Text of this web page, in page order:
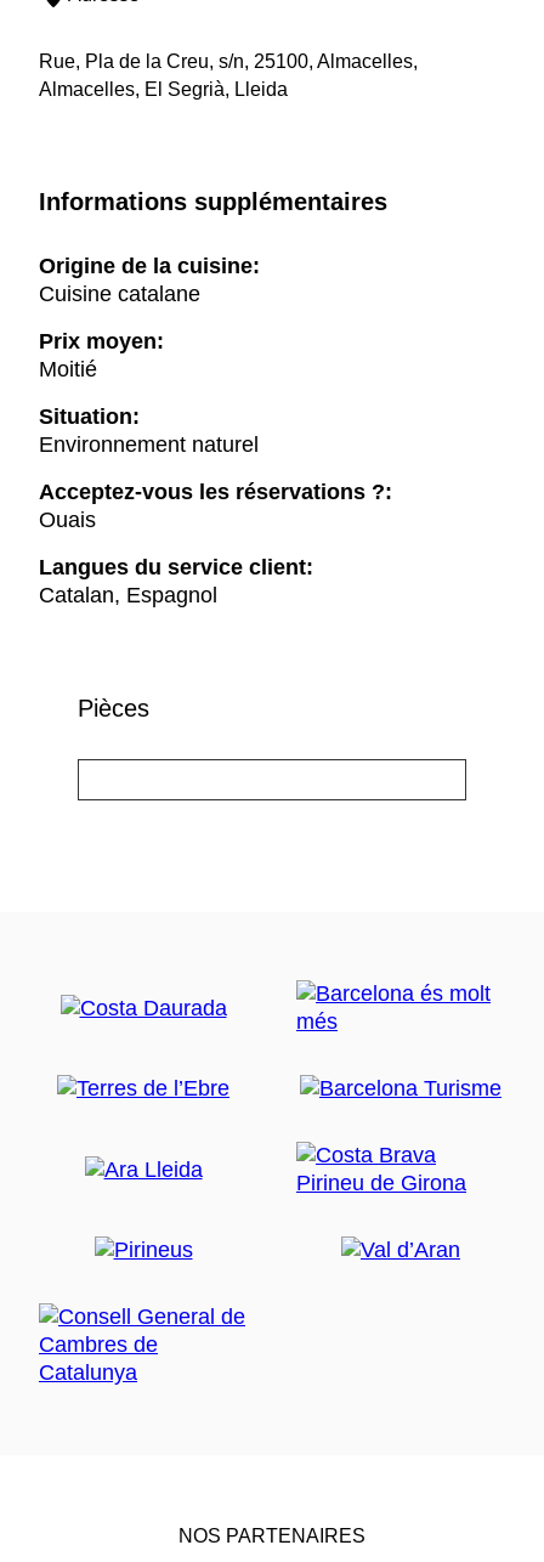
Rue, Pla de la Creu, s/n, 25100, Almacelles,
Almacelles, El Segrià, Lleida
Informations supplémentaires
Origine de la cuisine:
Cuisine catalane
Prix moyen:
Moitié
Situation:
Environnement naturel
Acceptez-vous les réservations ?:
Ouais
Langues du service client:
Catalan, Espagnol
Pièces
NOS PARTENAIRES